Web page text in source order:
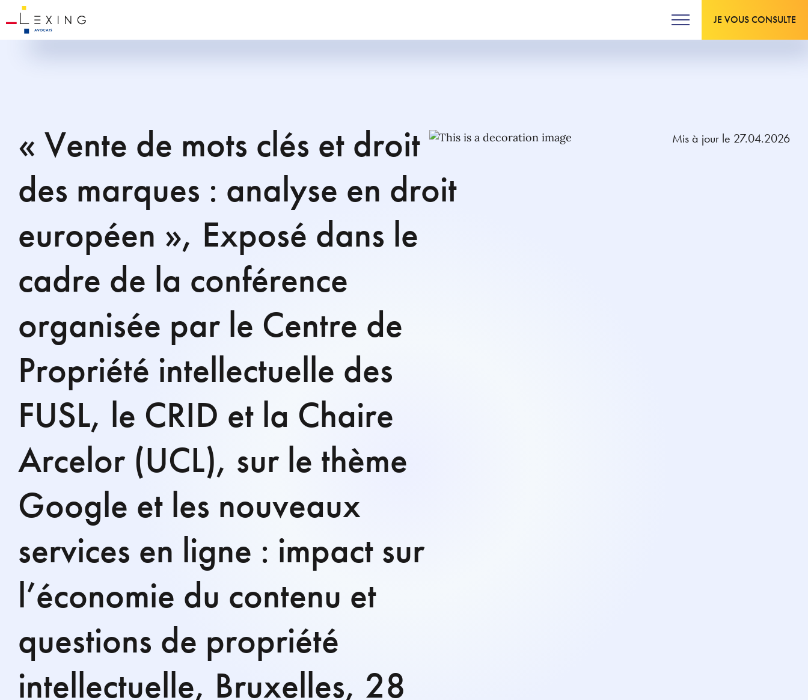
JE VOUS CONSULTE
« Vente de mots clés et droit
des marques : analyse en droit
européen », Exposé dans le
cadre de la conférence
organisée par le Centre de
Propriété intellectuelle des
FUSL, le CRID et la Chaire
Arcelor (UCL), sur le thème
Google et les nouveaux
services en ligne : impact sur
l’économie du contenu et
questions de propriété
intellectuelle, Bruxelles, 28
Mis à jour le 27.04.2026